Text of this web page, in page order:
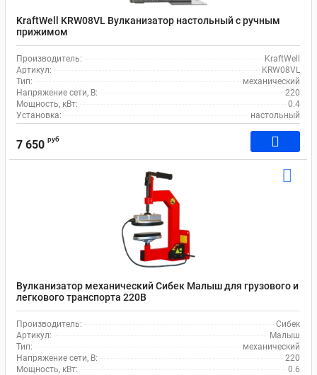
KraftWell KRW08VL Вулканизатор настольный с ручным
прижимом
Производитель:
KraftWell
Артикул:
KRW08VL
Тип:
механический
Напряжение сети, В:
220
Мощность, кВт:
0.4
Установка:
настольный
7 650 руб
Вулканизатор механический Сибек Малыш для грузового и
легкового транспорта 220В
Производитель:
Сибек
Артикул:
Малыш
Тип:
механический
Напряжение сети, В:
220
Мощность, кВт:
0.6